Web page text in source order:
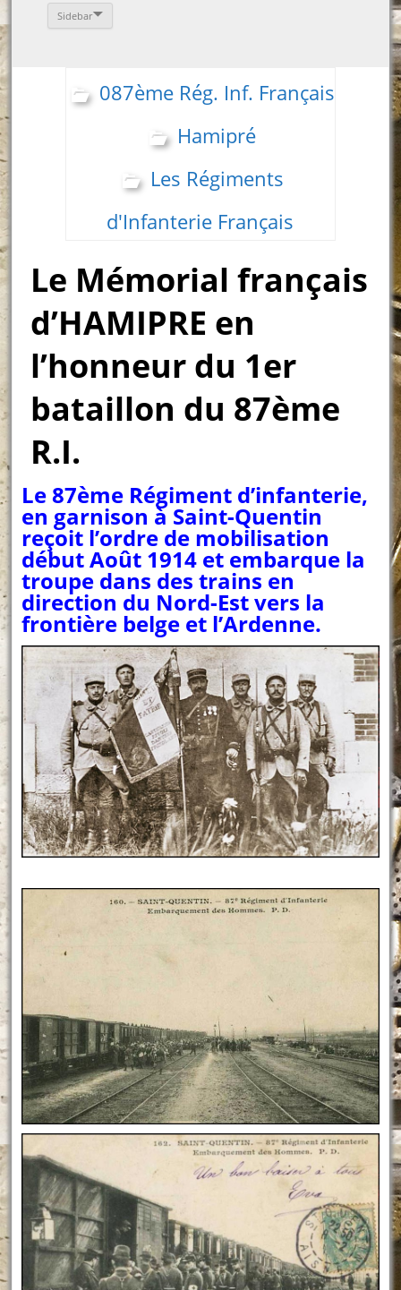
Sidebar
087ème Rég. Inf. Français
Hamipré
Les Régiments
d'Infanterie Français
Le Mémorial français
d’HAMIPRE en
l’honneur du 1er
bataillon du 87ème
R.I.
Le 87ème Régiment d’infanterie,
en garnison à Saint-Quentin
reçoit l’ordre de mobilisation
début Août 1914 et embarque la
troupe dans des trains en
direction du Nord-Est vers la
frontière belge et l’Ardenne.